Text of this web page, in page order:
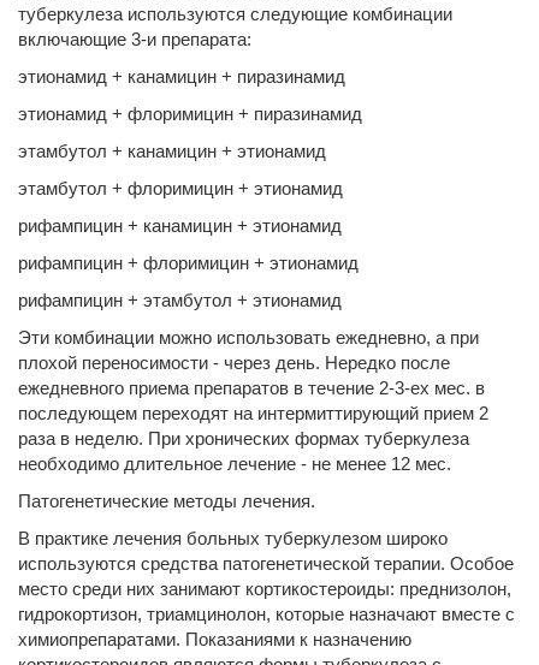
туберкулеза используются следующие комбинации
включающие 3-и препарата:
этионамид + канамицин + пиразинамид
этионамид + флоримицин + пиразинамид
этамбутол + канамицин + этионамид
этамбутол + флоримицин + этионамид
рифампицин + канамицин + этионамид
рифампицин + флоримицин + этионамид
рифампицин + этамбутол + этионамид
Эти комбинации можно использовать ежедневно, а при
плохой переносимости - через день. Нередко после
ежедневного приема препаратов в течение 2-3-ех мес. в
последующем переходят на интермиттирующий прием 2
раза в неделю. При хронических формах туберкулеза
необходимо длительное лечение - не менее 12 мес.
Патогенетические методы лечения.
В практике лечения больных туберкулезом широко
используются средства патогенетической терапии. Особое
место среди них занимают кортикостероиды: преднизолон,
гидрокортизон, триамцинолон, которые назначают вместе с
химиопрепаратами. Показаниями к назначению